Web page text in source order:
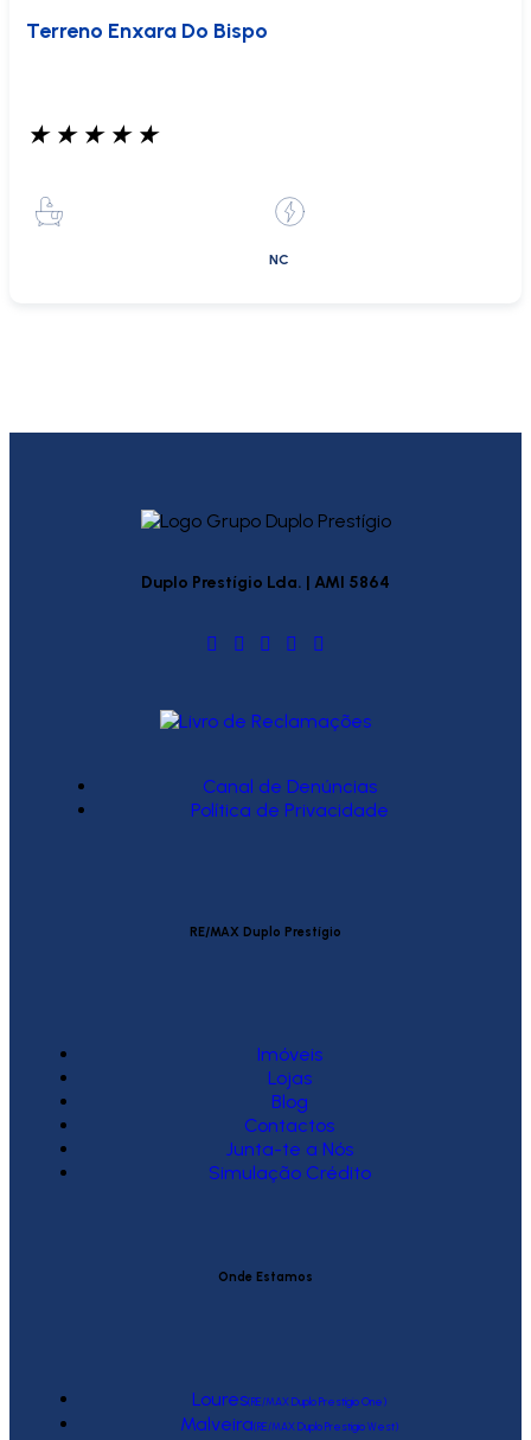
Terreno Enxara Do Bispo
★ ★ ★ ★ ★
NC
Duplo Prestígio Lda. | AMI 5864
Canal de Denúncias
Política de Privacidade
RE/MAX Duplo Prestígio
Imóveis
Lojas
Blog
Contactos
Junta-te a Nós
Simulação Crédito
Onde Estamos
Loures(RE/MAX Duplo Prestígio One)
Malveira(RE/MAX Duplo Prestígio West)